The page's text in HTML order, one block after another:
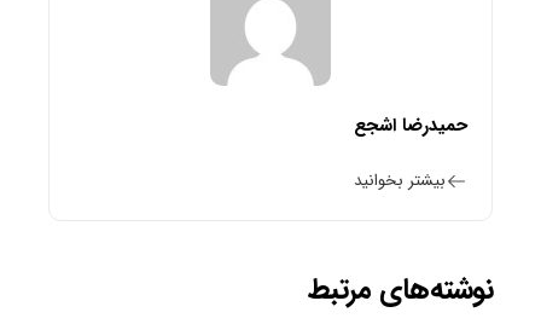
حمیدرضا اشجع
بیشتر بخوانید
نوشته‌های مرتبط